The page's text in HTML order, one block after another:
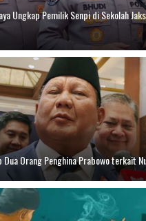
Ungkap Pemilik Senpi di Sekolah
Dua Orang Penghina Prabowo terkait